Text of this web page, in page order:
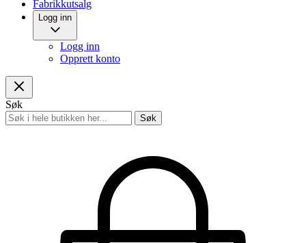
Fabrikkutsalg
Logg inn
Logg inn
Opprett konto
Søk
Søk